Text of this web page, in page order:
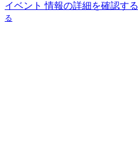
イベント 情報の詳細を確認する
る